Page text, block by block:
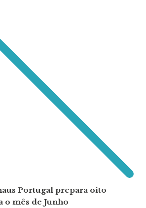
Portugal prepara oito
o mês de Junho